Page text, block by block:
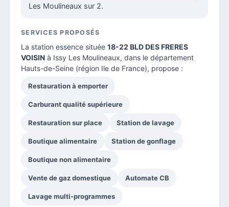
Les Moulineaux sur 2.
SERVICES PROPOSÉS
La station essence située 18-22 BLD DES FRERES
VOISIN à Issy Les Moulineaux, dans le département
Hauts-de-Seine (région Ile de France), propose :
Restauration à emporter
Carburant qualité supérieure
Restauration sur place Station de lavage
Boutique alimentaire Station de gonflage
Boutique non alimentaire
Vente de gaz domestique Automate CB
Lavage multi-programmes